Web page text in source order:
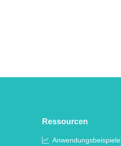
Ressourcen
Anwendungsbeispiele